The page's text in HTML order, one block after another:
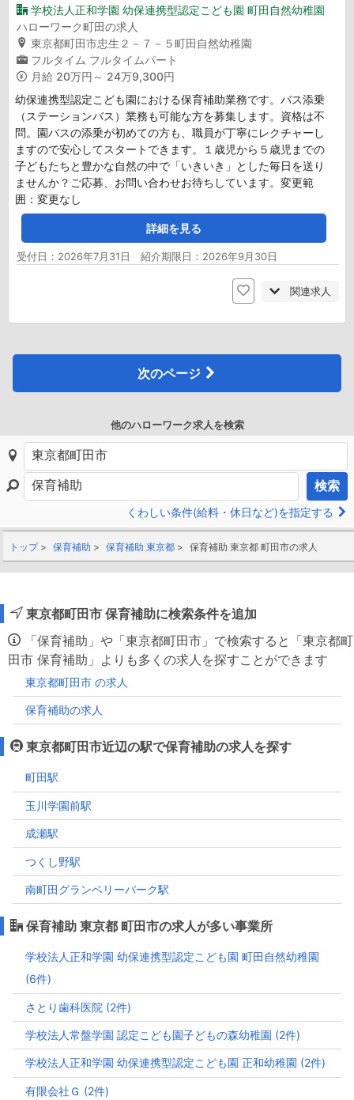
学校法人正和学園 幼保連携型認定こども園 町田自然幼稚園
ハローワーク町田の求人
東京都町田市忠生２－７－５町田自然幼稚園
フルタイム フルタイムパート
月給 20万円～ 24万9,300円
幼保連携型認定こども園における保育補助業務です。バス添乗
（ステーションバス）業務も可能な方を募集します。資格は不
問。園バスの添乗が初めての方も、職員が丁寧にレクチャーし
ますので安心してスタートできます。１歳児から５歳児までの
子どもたちと豊かな自然の中で「いきいき」とした毎日を送り
ませんか？ご応募、お問い合わせお待ちしています。変更範
囲：変更なし
詳細を見る
受付日：2026年7月31日 紹介期限日：2026年9月30日
関連求人
次のページ
他のハローワーク求人を検索
検索
くわしい条件(給料・休日など)を指定する
トップ 保育補助 保育補助 東京都 保育補助 東京都 町田市の求人
東京都町田市 保育補助に検索条件を追加
「保育補助」や「東京都町田市」で検索すると「東京都町
田市 保育補助」よりも多くの求人を探すことができます
東京都町田市 の求人
保育補助の求人
東京都町田市近辺の駅で保育補助の求人を探す
町田駅
玉川学園前駅
成瀬駅
つくし野駅
南町田グランベリーパーク駅
保育補助 東京都 町田市の求人が多い事業所
学校法人正和学園 幼保連携型認定こども園 町田自然幼稚園
(6件)
さとり歯科医院 (2件)
学校法人常盤学園 認定こども園子どもの森幼稚園 (2件)
学校法人正和学園 幼保連携型認定こども園 正和幼稚園 (2件)
有限会社Ｇ (2件)